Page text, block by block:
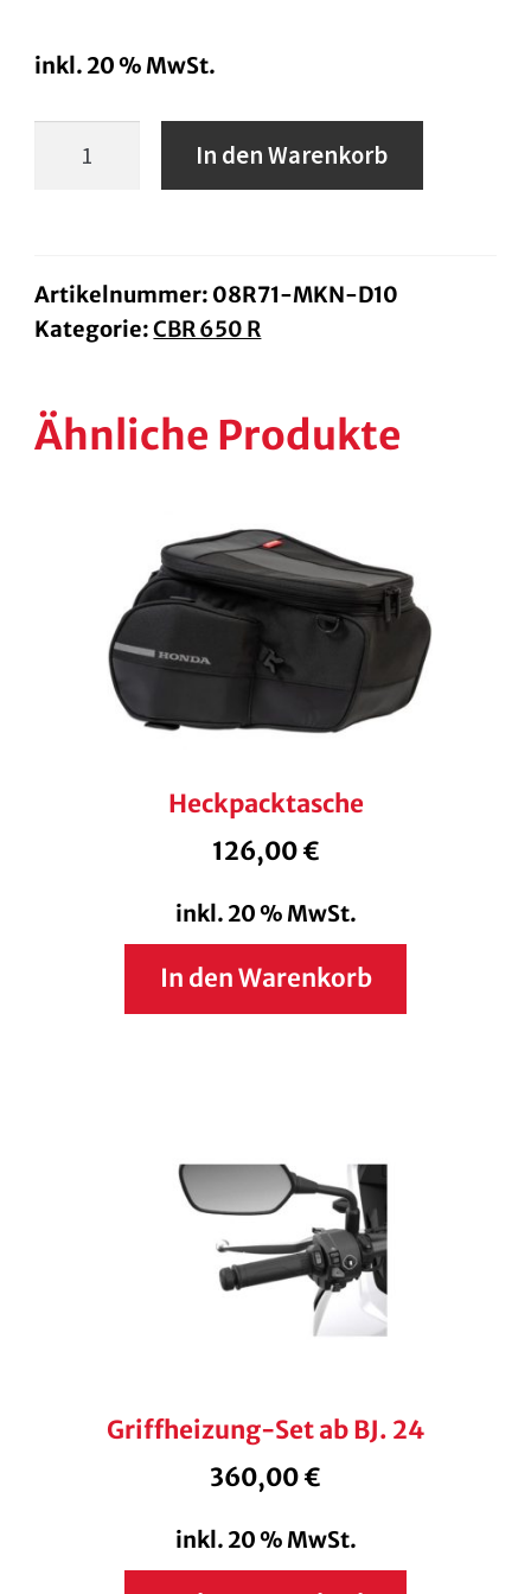
inkl. 20 % MwSt.
In den Warenkorb
Artikelnummer: 08R71-MKN-D10
Kategorie:CBR 650 R
Ähnliche Produkte
Heckpacktasche
126,00€
inkl. 20 % MwSt.
In den Warenkorb
Griffheizung-Set ab BJ. 24
360,00€
inkl. 20 % MwSt.